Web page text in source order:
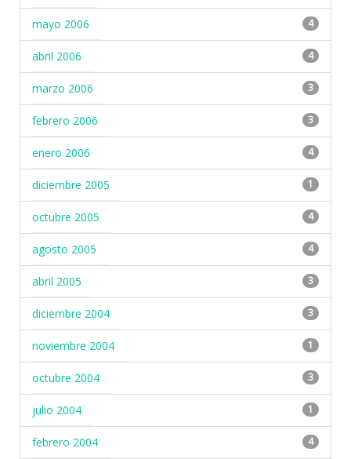
mayo 2006 4
abril 2006 4
marzo 2006 3
febrero 2006 3
enero 2006 4
diciembre 2005 1
octubre 2005 4
agosto 2005 4
abril 2005 3
diciembre 2004 3
noviembre 2004 1
octubre 2004 3
julio 2004 1
febrero 2004 4